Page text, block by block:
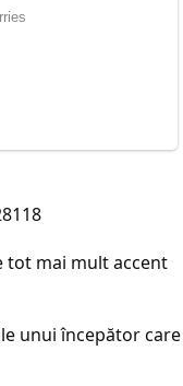
tot mai mult accent